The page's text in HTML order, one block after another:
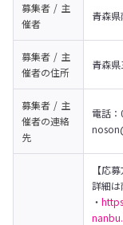
募集者 / 主
催者
青森県
募集者 / 主
催者の住所
青森
募集者 / 主
催者の連絡
先
電話
【応
詳細
・